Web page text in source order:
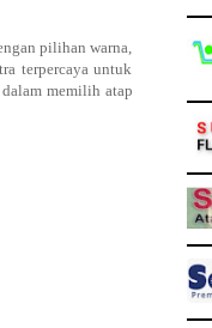
pilihan warna,
terpercaya untuk
memilih atap